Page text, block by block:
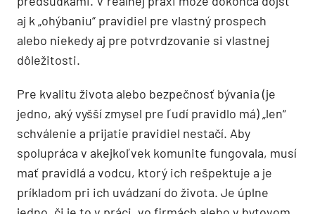
aj k „ohýbaniu“ pravidiel pre vlastný prospech
alebo niekedy aj pre potvrdzovanie si vlastnej
dôležitosti.
Pre kvalitu života alebo bezpečnosť bývania (je
jedno, aký vyšší zmysel pre ľudí pravidlo má) „len“
schválenie a prijatie pravidiel nestačí. Aby
spolupráca v akejkoľvek komunite fungovala, musí
mať pravidlá a vodcu, ktorý ich rešpektuje a je
príkladom pri ich uvádzaní do života. Je úplne